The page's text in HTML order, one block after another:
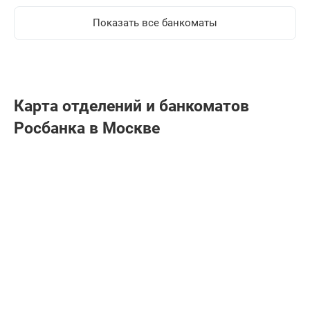
Показать все банкоматы
Карта отделений и банкоматов
Росбанкa в Москве